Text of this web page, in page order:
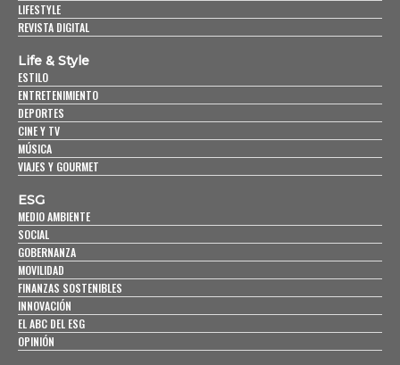
LIFESTYLE
REVISTA DIGITAL
Life & Style
ESTILO
ENTRETENIMIENTO
DEPORTES
CINE Y TV
MÚSICA
VIAJES Y GOURMET
ESG
MEDIO AMBIENTE
SOCIAL
GOBERNANZA
MOVILIDAD
FINANZAS SOSTENIBLES
INNOVACIÓN
EL ABC DEL ESG
OPINIÓN